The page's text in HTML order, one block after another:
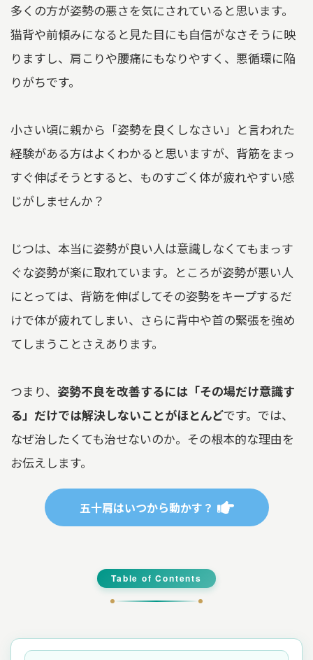
多くの方が姿勢の悪さを気にされていると思います。
猫背や前傾みになると見た目にも自信がなさそうに映
りますし、肩こりや腰痛にもなりやすく、悪循環に陥
りがちです。
小さい頃に親から「姿勢を良くしなさい」と言われた
経験がある方はよくわかると思いますが、背筋をまっ
すぐ伸ばそうとすると、ものすごく体が疲れやすい感
じがしませんか？
じつは、本当に姿勢が良い人は意識しなくてもまっす
ぐな姿勢が楽に取れています。ところが姿勢が悪い人
にとっては、背筋を伸ばしてその姿勢をキープするだ
けで体が疲れてしまい、さらに背中や首の緊張を強め
てしまうことさえあります。
つまり、 姿勢不良を改善するには「その場だけ意識す
る」だけでは解決しないことがほとんどです。では、
なぜ治したくても治せないのか。その根本的な理由を
お伝えします。
五十肩はいつから動かす？
Table of Contents